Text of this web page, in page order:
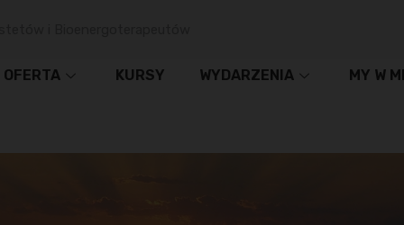
OFERTA KURSY WYDARZENIA MY W